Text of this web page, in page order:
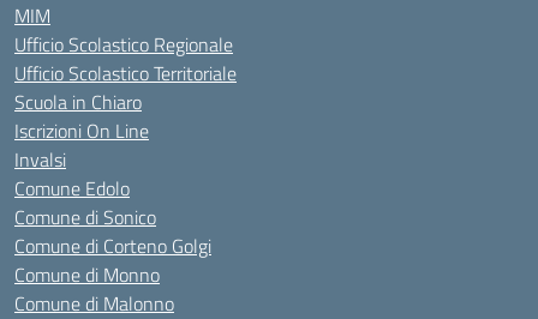
MIM
Ufficio Scolastico Regionale
Ufficio Scolastico Territoriale
Scuola in Chiaro
Iscrizioni On Line
Invalsi
Comune Edolo
Comune di Sonico
Comune di Corteno Golgi
Comune di Monno
Comune di Malonno